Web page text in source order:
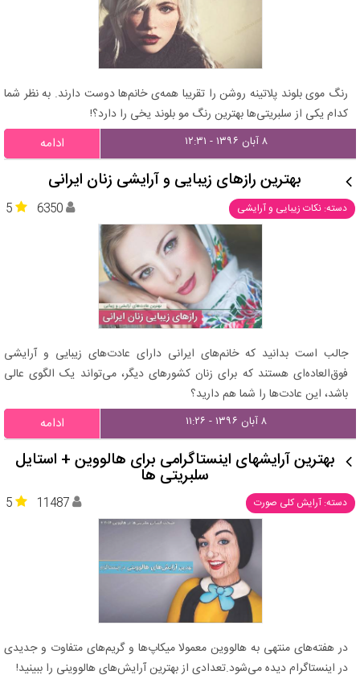
رنگ موی بلوند پلاتینه روشن را تقریبا همه‌ی خانم‌ها دوست دارند. به نظر شما
کدام یکی از سلبریتی‌ها بهترین رنگ مو بلوند یخی را دارد؟!
۸ آبان ۱۳۹۶ - ۱۲:۳۱ ادامه
بهترین رازهای زیبایی و آرایشی زنان ایرانی
دسته: نکات زیبایی و آرایشی 5 6350
جالب است بدانید که خانم‌های ایرانی دارای عادت‌های زیبایی و آرایشی
فوق‌العاده‌ای هستند که برای زنان کشورهای دیگر، می‌تواند یک الگوی عالی
باشد، این عادت‌ها را شما هم دارید؟
۸ آبان ۱۳۹۶ - ۱۱:۲۶ ادامه
بهترین آرایشهای اینستاگرامی برای هالووین + استایل
سلبریتی ها
دسته: آرایش کلی صورت 5 11487
در هفته‌های منتهی به هالووین معمولا میکاپ‌ها و گریم‌های متفاوت و جدیدی
در اینستاگرام دیده می‌شود.تعدادی از بهترین آرایش‌های هالووینی را ببینید!